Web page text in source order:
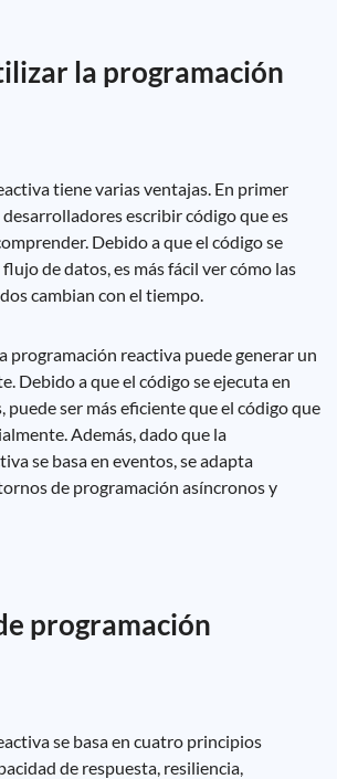
la programación
tiene varias ventajas. En primer
escribir código que es
Debido a que el código se
de datos, es más fácil ver cómo las
cambian con el tiempo.
programación reactiva puede generar un
Debido a que el código se ejecuta en
puede ser más eficiente que el código que
Además, dado que la
se basa en eventos, se adapta
de programación asíncronos y
programación
se basa en cuatro principios
de respuesta, resiliencia,